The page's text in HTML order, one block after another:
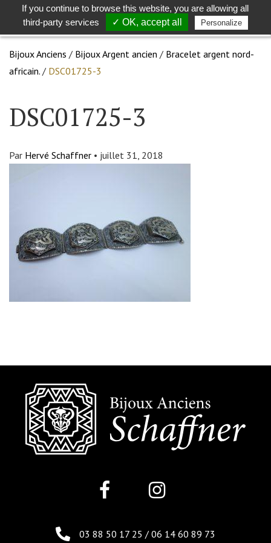
Toggle
search
Bijoux Anciens / Bijoux Argent ancien / Bracelet argent nord-
africain. / DSC01725-3
DSC01725-3
Par Hervé Schaffner • juillet 31, 2018
03 88 50 17 25 / 06 14 60 89 73
If you continue to browse this website, you are allowing all
third-party services
✓ OK, accept all Personalize